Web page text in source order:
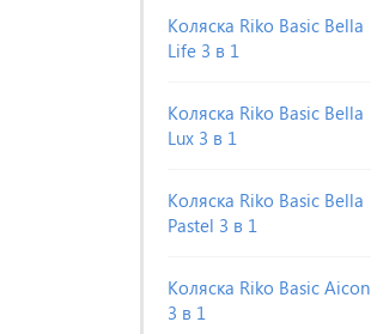
Коляска Riko Basic Bella
Life 3 в 1
Коляска Riko Basic Bella
Lux 3 в 1
Коляска Riko Basic Bella
Pastel 3 в 1
Коляска Riko Basic Aicon
3 в 1